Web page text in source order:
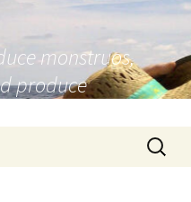
monstruos,
produce
Buscar: